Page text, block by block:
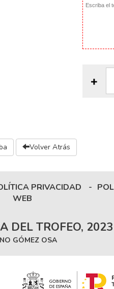
Volver Atrás
PRIVACIDAD -
WEB
DEL TROFEO, 2023
GÓMEZ OSA